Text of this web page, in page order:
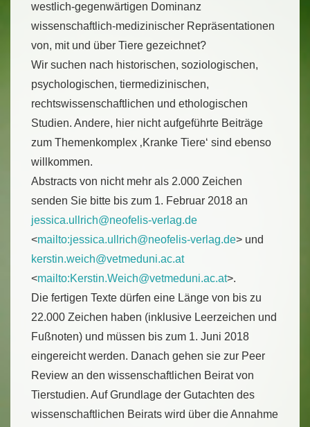
westlich-gegenwärtigen Dominanz
wissenschaftlich-medizinischer Repräsentationen
von, mit und über Tiere gezeichnet?
Wir suchen nach historischen, soziologischen,
psychologischen, tiermedizinischen,
rechtswissenschaftlichen und ethologischen
Studien. Andere, hier nicht aufgeführte Beiträge
zum Themenkomplex ‚Kranke Tiere‘ sind ebenso
willkommen.
Abstracts von nicht mehr als 2.000 Zeichen
senden Sie bitte bis zum 1. Februar 2018 an
jessica.ullrich@neofelis-verlag.de
<mailto:jessica.ullrich@neofelis-verlag.de> und
kerstin.weich@vetmeduni.ac.at
<mailto:Kerstin.Weich@vetmeduni.ac.at>.
Die fertigen Texte dürfen eine Länge von bis zu
22.000 Zeichen haben (inklusive Leerzeichen und
Fußnoten) und müssen bis zum 1. Juni 2018
eingereicht werden. Danach gehen sie zur Peer
Review an den wissenschaftlichen Beirat von
Tierstudien. Auf Grundlage der Gutachten des
wissenschaftlichen Beirats wird über die Annahme